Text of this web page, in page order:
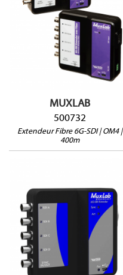
MUXLAB
500732
Extendeur Fibre 6G-SDI | OM4 |
400m
6G-SDI jusqu'à 400m via
Pass-through RS232
4K@30Hz jusqu'à 100m
via Cat5e/6